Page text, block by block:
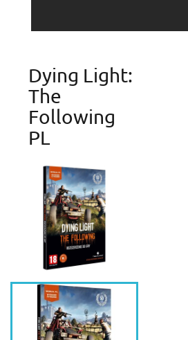
Create wishlist
Sign in
Dying Light:
The
Following
PL